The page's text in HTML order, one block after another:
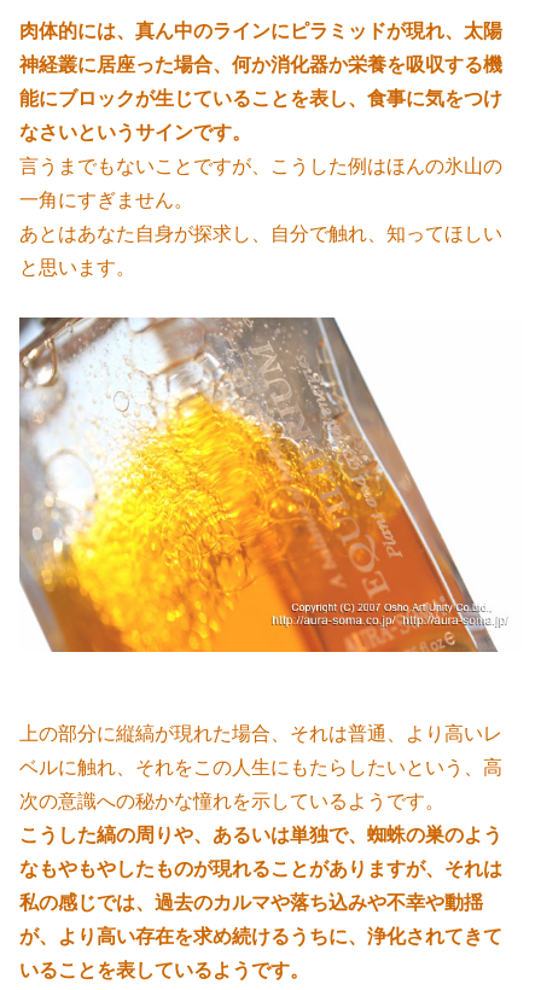
肉体的には、真ん中のラインにピラミッドが現れ、太陽
神経叢に居座った場合、何か消化器か栄養を吸収する機
能にブロックが生じていることを表し、食事に気をつけ
なさいというサインです。
言うまでもないことですが、こうした例はほんの氷山の
一角にすぎません。
あとはあなた自身が探求し、自分で触れ、知ってほしい
と思います。
上の部分に縦縞が現れた場合、それは普通、より高いレ
ベルに触れ、それをこの人生にもたらしたいという、高
次の意識への秘かな憧れを示しているようです。
こうした縞の周りや、あるいは単独で、蜘蛛の巣のよう
なもやもやしたものが現れることがありますが、それは
私の感じでは、過去のカルマや落ち込みや不幸や動揺
が、より高い存在を求め続けるうちに、浄化されてきて
いることを表しているようです。